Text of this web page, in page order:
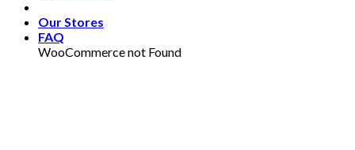
Our Stores
FAQ
WooCommerce not Found